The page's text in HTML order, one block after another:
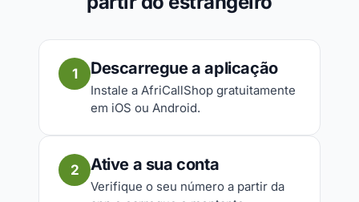
1 Descarregue a aplicação
Instale a AfriCallShop gratuitamente
em iOS ou Android.
2 Ative a sua conta
Verifique o seu número a partir da